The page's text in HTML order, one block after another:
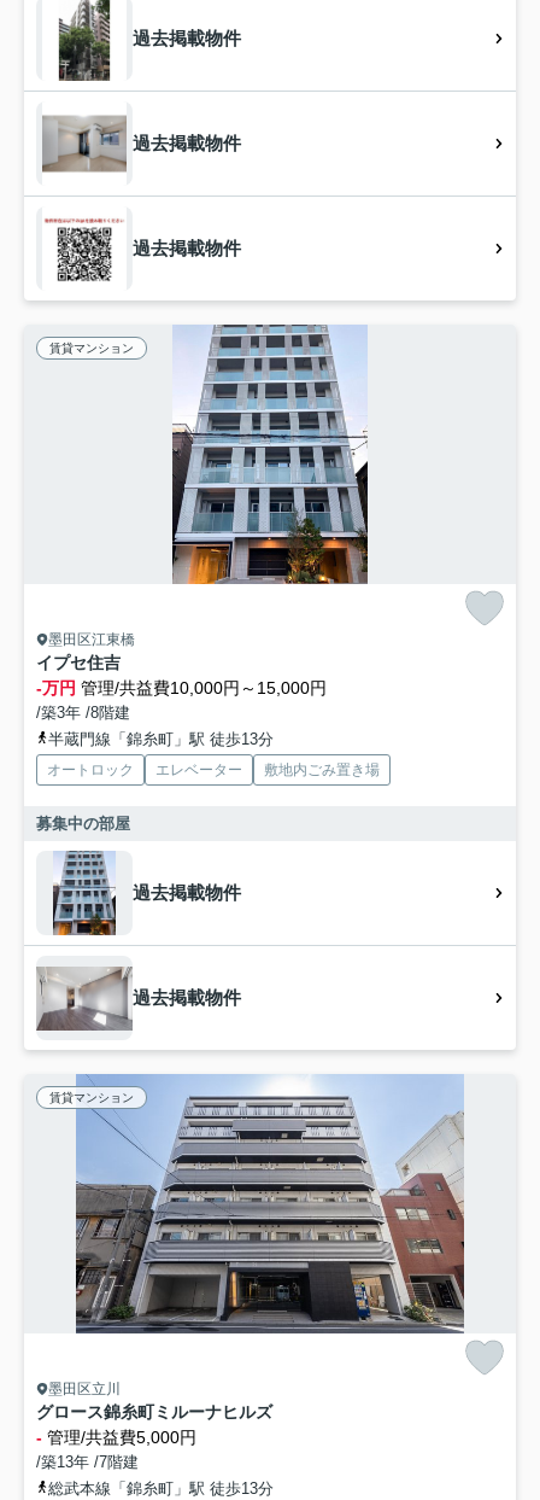
過去掲載物件
過去掲載物件
過去掲載物件
賃貸マンション
墨田区江東橋
イプセ住吉
-万円 管理/共益費10,000円～15,000円
/築3年 /8階建
半蔵門線「錦糸町」駅 徒歩13分
オートロック エレベーター 敷地内ごみ置き場
募集中の部屋
過去掲載物件
過去掲載物件
賃貸マンション
墨田区立川
グロース錦糸町ミルーナヒルズ
- 管理/共益費5,000円
/築13年 /7階建
総武本線「錦糸町」駅 徒歩13分